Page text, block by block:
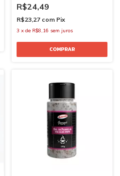
R$24,49
R$23,27 com Pix
3 x de R$8,16 sem juros